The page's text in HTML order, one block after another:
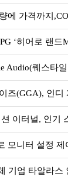
에 가격까지
‘히어로 랜드
Audio(퀘스타
즈(GGA), 인디
이터널, 인기
기념 이벤트
모니터 설정 제
기업 타알라스